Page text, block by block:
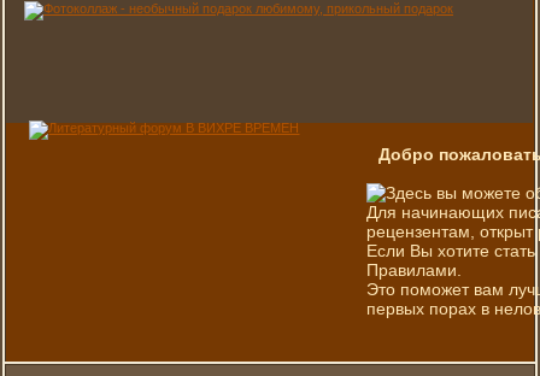
Добро
Здесь вы можете
Для начинающих
рецензентам, открыт
Если Вы хотите
Правилами.
Это поможет вам
первых порах в